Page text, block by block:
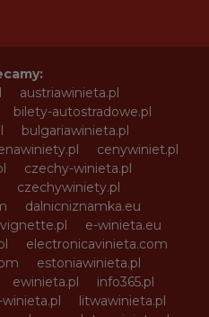
austriawinieta.pl
bilety-autostradowe.pl
bulgariawinieta.pl
cenywiniet.pl
czechy-winieta.pl
czechywiniety.pl
dalnicniznamka.eu
e-winieta.eu
electronicavinieta.com
estoniawinieta.pl
ewinieta.pl
info365.pl
litwawinieta.pl